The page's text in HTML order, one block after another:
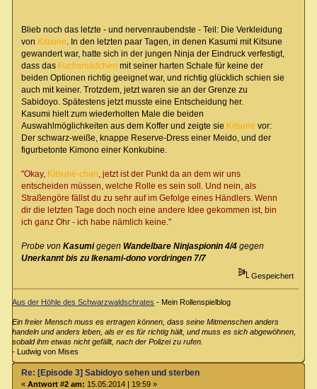
Blieb noch das letzte - und nervenraubendste - Teil: Die Verkleidung
von Kitsune. In den letzten paar Tagen, in denen Kasumi mit Kitsune
gewandert war, hatte sich in der jungen Ninja der Eindruck verfestigt,
dass das Fuchsmädchen mit seiner harten Schale für keine der
beiden Optionen richtig geeignet war, und richtig glücklich schien sie
auch mit keiner. Trotzdem, jetzt waren sie an der Grenze zu
Sabidoyo. Spätestens jetzt musste eine Entscheidung her.
Kasumi hielt zum wiederholten Male die beiden
Auswahlmöglichkeiten aus dem Koffer und zeigte sie Kitsune vor:
Der schwarz-weiße, knappe Reserve-Dress einer Meido, und der
figurbetonte Kimono einer Konkubine.
"Okay, Kitsune-chan, jetzt ist der Punkt da an dem wir uns
entscheiden müssen, welche Rolle es sein soll. Und nein, als
Straßengöre fällst du zu sehr auf im Gefolge eines Händlers. Wenn
dir die letzten Tage doch noch eine andere Idee gekommen ist, bin
ich ganz Ohr - ich habe nämlich keine."
Probe von Kasumigegen Wandelbare Ninjaspionin 4/4gegen
Unerkannt bis zu Ikenami-dono vordringen 7/7
Gespeichert
Aus der Höhle des Schwarzwaldschrates - Mein Rollenspielblog
Ein freier Mensch muss es ertragen können, dass seine Mitmenschen anders
handeln und anders leben, als er es für richtig hält, und muss es sich abgewöhnen,
sobald ihm etwas nicht gefällt, nach der Polizei zu rufen.
- Ludwig von Mises
Re: [Episode 3] Sabidoyo sehen und sterben
« Antwort #2 am: 15.05.2014 | 19:59 »